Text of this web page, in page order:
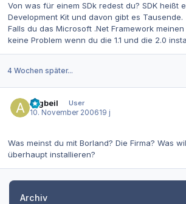
Von was für einem SDk redest du? SDK heißt
Development Kit und davon gibt es Tausende.
Falls du das Microsoft .Net Framework
keine Problem wenn du die 1.1 und die 2.0
4 Wochen später...
Argbeil
User
10. November 200619 j
Was meinst du mit Borland? Die Firma? Was
überhaupt installieren?
Archiv